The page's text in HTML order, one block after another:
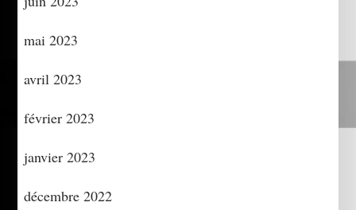
mai 2023
avril 2023
février 2023
janvier 2023
décembre 2022